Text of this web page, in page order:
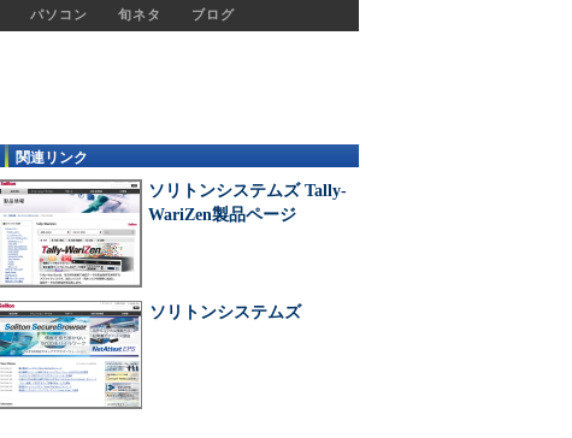
パソコン 旬ネタ ブログ
関連リンク
ソリトンシステムズ Tally-
WariZen製品ページ
ソリトンシステムズ